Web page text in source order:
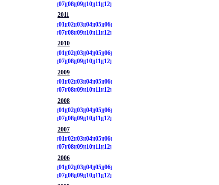
07 08 09 10 11
12
2011
01
02 03 04 05 06
07 08 09 10 11
12
2010
01
02 03 04 05 06
07 08 09 10 11
12
2009
01
02 03 04 05 06
07 08 09 10 11
12
2008
01
02 03 04 05 06
07 08 09 10 11
12
2007
01
02 03 04 05 06
07 08 09 10 11
12
2006
01
02 03 04 05 06
07 08 09 10 11
12